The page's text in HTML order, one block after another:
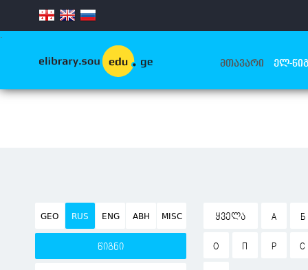
.
ᲛᲗᲐᲕᲐᲠᲘ ᲔᲚ-
GEO RUS ENG ABH MISC
წიგნი
ᲧᲕᲔᲚᲐ А Б
О П Р С